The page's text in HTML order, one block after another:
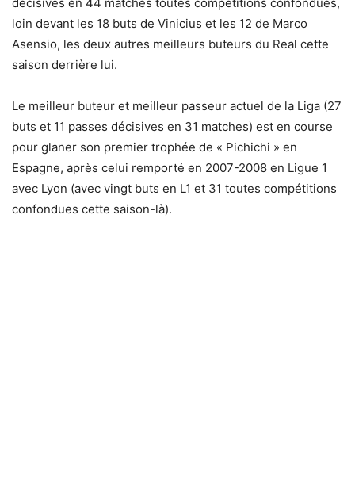
loin devant les 18 buts de Vinicius et les 12 de Marco
Asensio, les deux autres meilleurs buteurs du Real cette
saison derrière lui.
Le meilleur buteur et meilleur passeur actuel de la Liga (27
buts et 11 passes décisives en 31 matches) est en course
pour glaner son premier trophée de « Pichichi » en
Espagne, après celui remporté en 2007-2008 en Ligue 1
avec Lyon (avec vingt buts en L1 et 31 toutes compétitions
confondues cette saison-là).